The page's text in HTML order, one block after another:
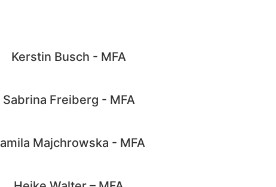
Kerstin Busch - MFA​
Sabrina Freiberg - MFA
Majchrowska - MFA​